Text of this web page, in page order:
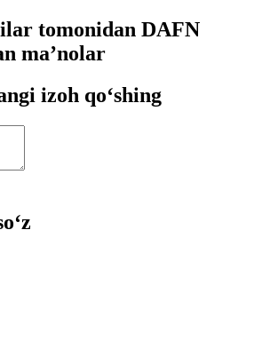
tomonidan DAFN
ma’nolar
izoh qo‘shing